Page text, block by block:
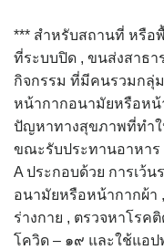
ก๋างโต้งคอฟฟี่รีสอร์ท
ชมพูภูคารีสอร์ท
ต้นแหลงโฮมสเตย์
ตูบฮิมโต้งโฮมสเตย์
นครน่านอพาร์ทเม้น
*** สำหรับสถานที่ หรือ
ที่ระบบปิด , ขนส่งสาธ
กิจกรรม ที่มีคนรวมกลุ่
หน้ากากอนามัยหรือหน้
ปัญหาทางสุขภาพที่ทำ
ขณะรับประทานอาหาร
A ประกอบด้วย การเว้
อนามัยหรือหน้ากากผ้
ร่างกาย , ตรวจหาโรค
โควิด – ๑๙ และใช้แอ